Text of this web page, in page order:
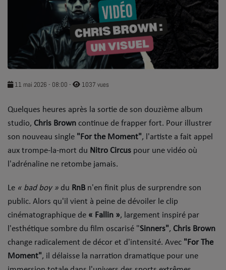
SOUL ADDICT PLAY
Flash News
Dans la Street
C quoi ton Actu ?
Dans ton Téléphone
Mic 2 Rue
Première Fois
URBAN CULTURE
11 mai 2026 - 08:00 - 1037 vues
Quelques heures après la sortie de son douzième album
studio, Chris Brown continue de frapper fort. Pour illustrer
son nouveau single "For the Moment", l'artiste a fait appel
aux trompe-la-mort du Nitro Circus pour une vidéo où
l'adrénaline ne retombe jamais.
​Le « bad boy » du RnB n'en finit plus de surprendre son
public. Alors qu'il vient à peine de dévoiler le clip
cinématographique de « Fallin », largement inspiré par
l'esthétique sombre du film oscarisé "Sinners", Chris Brown
change radicalement de décor et d'intensité. Avec "For The
Moment", il délaisse la narration dramatique pour une